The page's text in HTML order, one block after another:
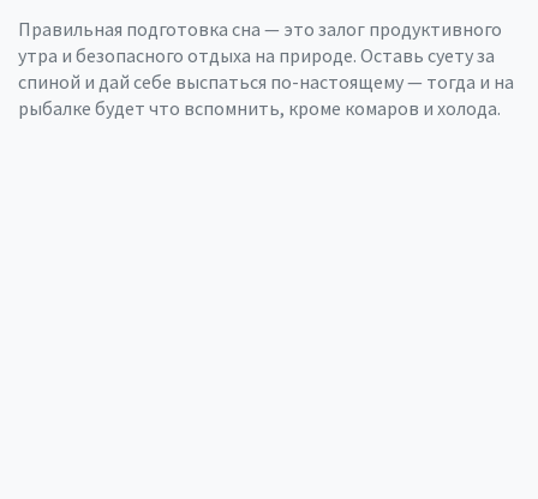
Правильная подготовка сна — это залог продуктивного
утра и безопасного отдыха на природе. Оставь суету за
спиной и дай себе выспаться по-настоящему — тогда и на
рыбалке будет что вспомнить, кроме комаров и холода.